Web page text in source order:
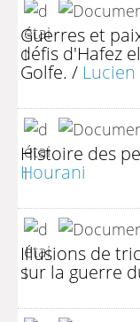
Guerres et
défis d'Hafez
Golfe. /
Histoire des
Hourani
Illusions de
sur la guerre